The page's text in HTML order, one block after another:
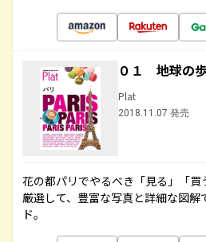
０１ 地球の
Plat
2018.11.07 発売
花の都パリでやるべき「見る」「
厳選して、豊富な写真と詳細な図解
ド。